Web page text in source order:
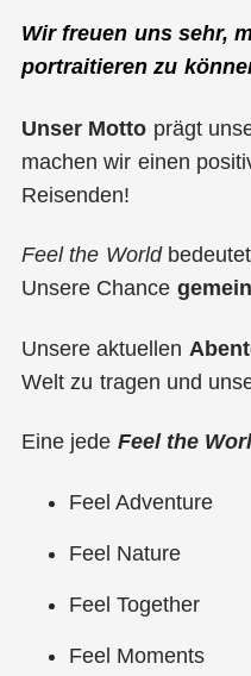
Wir freuen uns sehr,
portraitieren zu
Unser Motto prägt
machen wir einen
Reisenden!
Feel the World
Unsere Chance
Unsere aktuellen
Welt zu tragen und
Eine jede Feel the
Feel Adventure
Feel Nature
Feel Together
Feel Moments